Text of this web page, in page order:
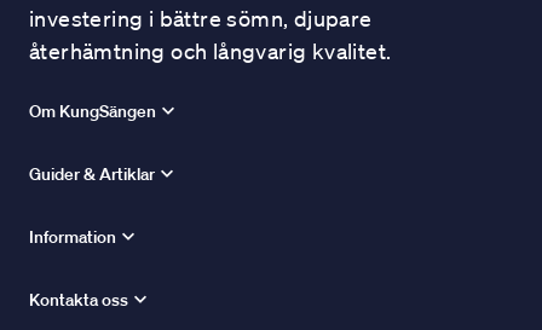
investering i bättre sömn, djupare
återhämtning och långvarig kvalitet.
Om KungSängen
Guider & Artiklar
Information
Kontakta oss